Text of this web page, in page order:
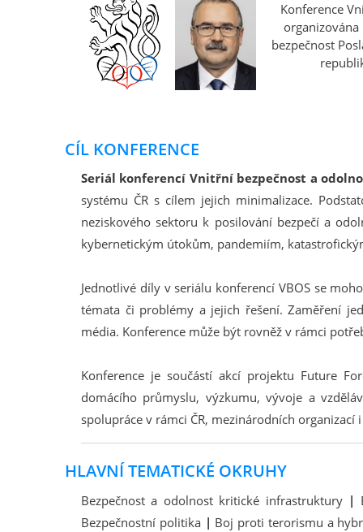
Konference
bezpečnost
CÍL KONFERENCE
Seriál konferencí Vnitřní bezpečnost a
systému ČR s cílem jejich minimalizace.
neziskového sektoru k posilování bezpečí a
kybernetickým útokům, pandemiím,
Jednotlivé díly v seriálu konferencí VBOS se
témata či problémy a jejich řešení. Zaměření
média. Konference může být rovněž v rámci
Konference je součástí akcí projektu Future
domácího průmyslu, výzkumu, vývoje a
spolupráce v rámci ČR, mezinárodních
HLAVNÍ TEMATICKÉ OKRUHY
Bezpečnost a odolnost kritické infrastruktury |
Bezpečnostní politika | Boj proti terorismu a